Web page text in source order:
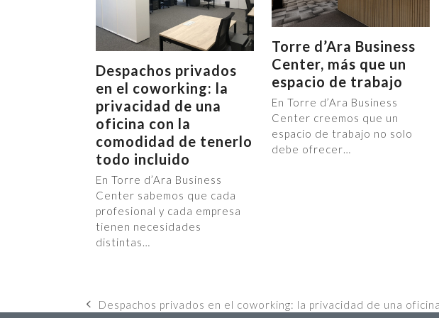
Despachos privados
en el coworking: la
privacidad de una
oficina con la
comodidad de tenerlo
todo incluido
En Torre d’Ara Business
Center sabemos que cada
profesional y cada empresa
tienen necesidades
distintas…
Torre d’Ara Business
Center, más que un
espacio de trabajo
En Torre d’Ara Business
Center creemos que un
espacio de trabajo no solo
debe ofrecer…
previous
Despachos privados en el coworking: la privacidad de una